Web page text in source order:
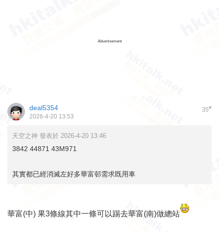
Advertisement
35#
deal5354
2026-4-20 13:53
天空之神 發表於 2026-4-20 13:46
3842 44871 43M971
其實都已經消滅左好多華富邨需求既用車
華富(中) 果3條線其中一條可以踢去華富(南)做總站